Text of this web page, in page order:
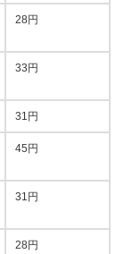
28円
33円
31円
45円
31円
28円